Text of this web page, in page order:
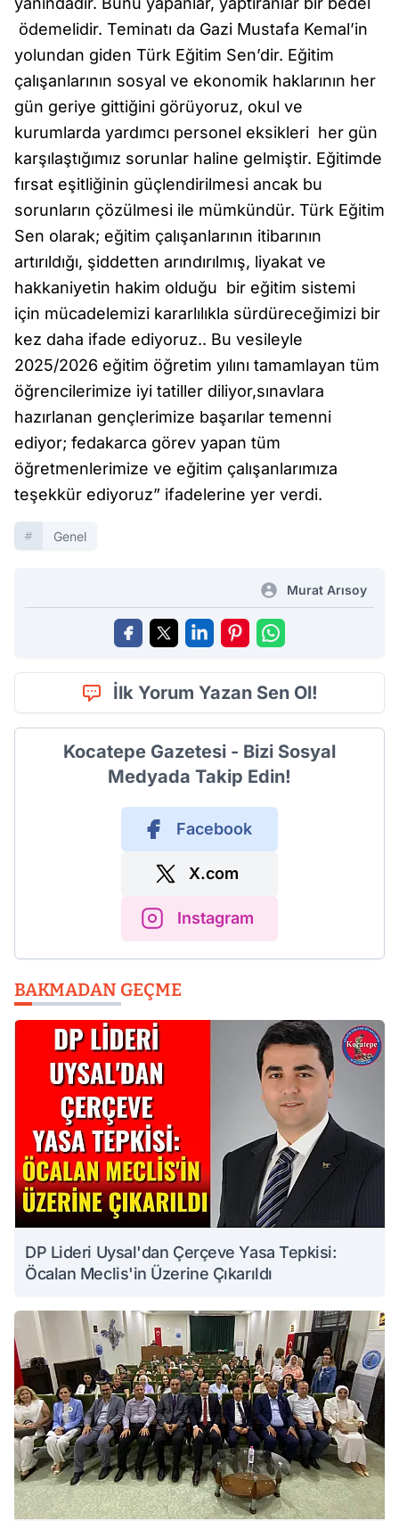
ödemelidir. Teminatı da Gazi Mustafa Kemal’in
yolundan giden Türk Eğitim Sen’dir. Eğitim
çalışanlarının sosyal ve ekonomik haklarının her
gün geriye gittiğini görüyoruz, okul ve
kurumlarda yardımcı personel eksikleri her gün
karşılaştığımız sorunlar haline gelmiştir. Eğitimde
fırsat eşitliğinin güçlendirilmesi ancak bu
sorunların çözülmesi ile mümkündür. Türk Eğitim
Sen olarak; eğitim çalışanlarının itibarının
artırıldığı, şiddetten arındırılmış, liyakat ve
hakkaniyetin hakim olduğu bir eğitim sistemi
için mücadelemizi kararlılıkla sürdüreceğimizi bir
kez daha ifade ediyoruz.. Bu vesileyle
2025/2026 eğitim öğretim yılını tamamlayan tüm
öğrencilerimize iyi tatiller diliyor,sınavlara
hazırlanan gençlerimize başarılar temenni
ediyor; fedakarca görev yapan tüm
öğretmenlerimize ve eğitim çalışanlarımıza
teşekkür ediyoruz” ifadelerine yer verdi.
Genel
Murat Arısoy
İlk Yorum Yazan Sen Ol!
Kocatepe Gazetesi - Bizi Sosyal
Medyada Takip Edin!
Facebook
X.com
Instagram
BAKMADAN GEÇME
DP Lideri Uysal'dan Çerçeve Yasa Tepkisi:
Öcalan Meclis'in Üzerine Çıkarıldı